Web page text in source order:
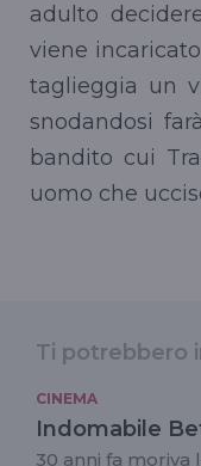
adulto
viene
taglieggia un
snodandosi
bandito cui
uomo che
Ti potrebbero
CINEMA
Indomabile
30 anni fa moriva